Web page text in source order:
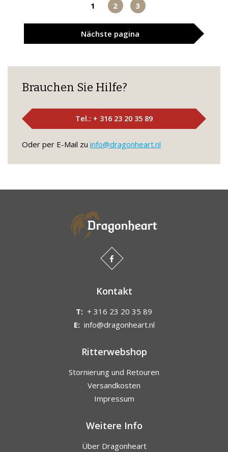
1 2 3
Nächste pagina
Brauchen Sie Hilfe?
Tel.: + 316 23 20 35 89
Oder per E-Mail zu info@dragonheart.nl
Kontakt
T: + 316 23 20 35 89
E: info@dragonheart.nl
Ritterwebshop
Stornierung und Retouren
Versandkosten
Impressum
Weitere Info
Über Dragonheart